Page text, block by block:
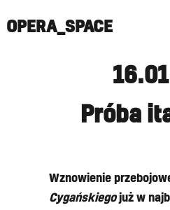
OPERA_SPACE
Próba
Wznowienie
Cygańskiegojuż w